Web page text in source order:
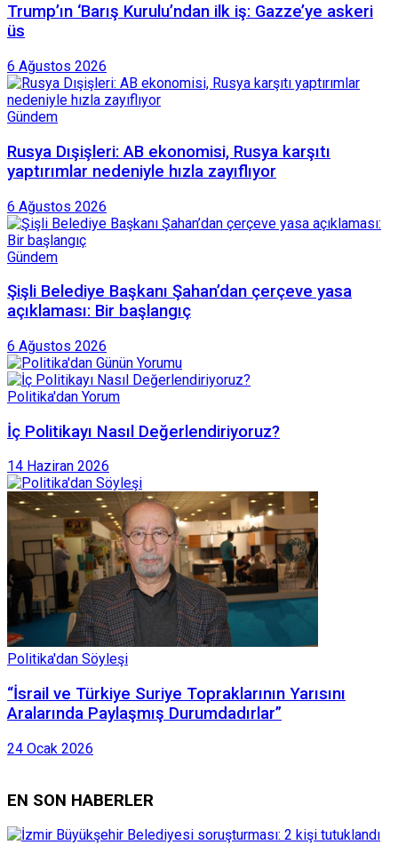
Trump’ın ‘Barış Kurulu’ndan ilk iş: Gazze’ye askeri
üs
6 Ağustos 2026
Gündem
Rusya Dışişleri: AB ekonomisi, Rusya karşıtı
yaptırımlar nedeniyle hızla zayıflıyor
6 Ağustos 2026
Gündem
Şişli Belediye Başkanı Şahan’dan çerçeve yasa
açıklaması: Bir başlangıç
6 Ağustos 2026
Politika'dan Yorum
İç Politikayı Nasıl Değerlendiriyoruz?
14 Haziran 2026
Politika'dan Söyleşi
“İsrail ve Türkiye Suriye Topraklarının Yarısını
Aralarında Paylaşmış Durumdadırlar”
24 Ocak 2026
EN SON HABERLER